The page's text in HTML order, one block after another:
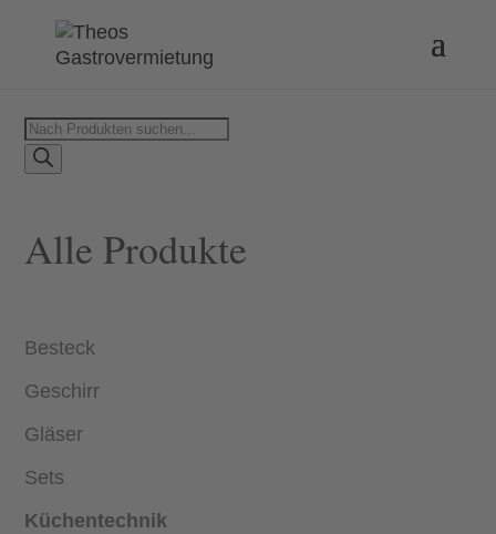
Products
search
Alle Produkte
Besteck
Geschirr
Gläser
Sets
Küchentechnik